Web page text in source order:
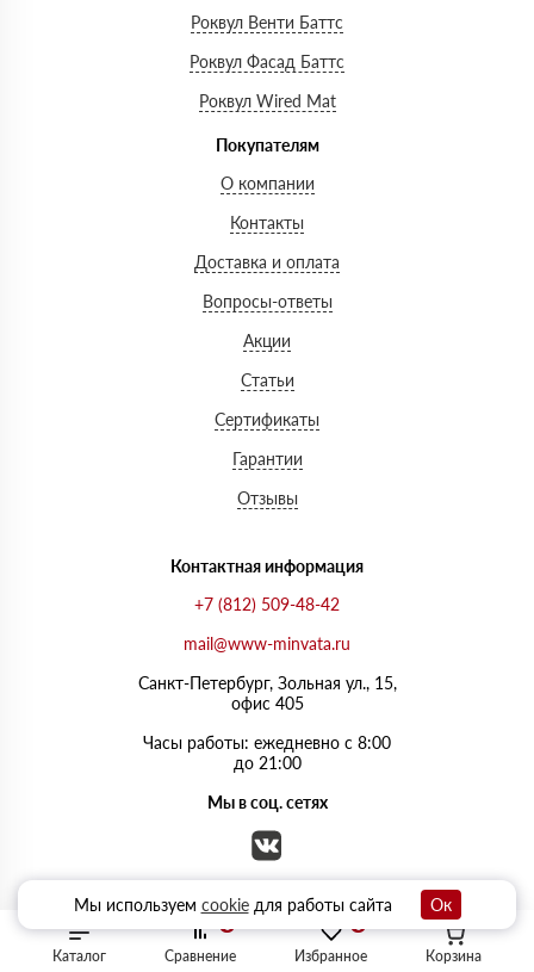
Каталог Избранное
Сравнение Корзина
Роквул Венти Баттс
Роквул Фасад Баттс
Роквул Wired Mat
Покупателям
О компании
Контакты
Доставка и оплата
Вопросы-ответы
Акции
Статьи
Сертификаты
Гарантии
Отзывы
Контактная информация
+7 (812) 509-48-42
mail@www-minvata.ru
Санкт-Петербург, Зольная ул., 15,
офис 405
Часы работы: ежедневно с 8:00
до 21:00
Мы в соц. сетях
Мы используем cookieдля работы сайта Ок